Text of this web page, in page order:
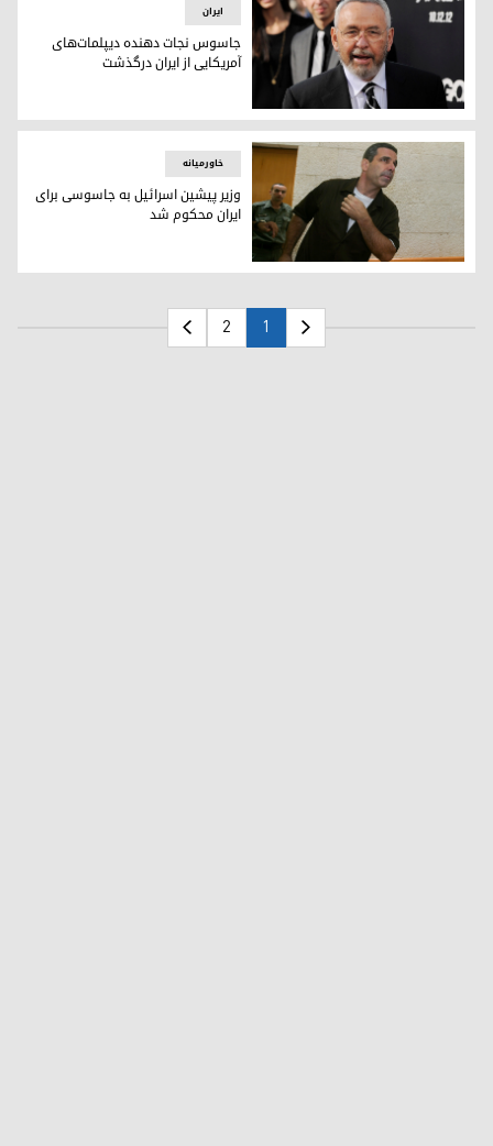
جاسوس نجات دهنده دیپلمات‌های آمریکایی از ایران درگذشت
ایران
جاسوس نجات دهنده دیپلمات‌های
آمریکایی از ایران درگذشت
وزیر پیشین اسرائیل به جاسوسی برای ایران محکوم شد
خاورمیانە
وزیر پیشین اسرائیل به جاسوسی برای
ایران محکوم شد
1
2